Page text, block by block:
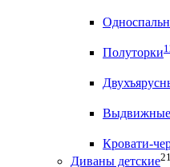
Полуторки
Выдвижные
Кровати-
Диваны детские21